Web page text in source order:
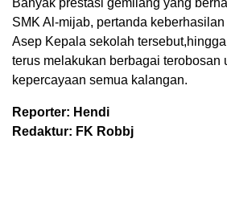
Banyak prestasi gemilang yang
SMK Al-mijab, pertanda
Asep Kepala sekolah
terus melakukan berbagai terobosan
kepercayaan semua kalangan.
Reporter: Hendi
Redaktur: FK Robbj